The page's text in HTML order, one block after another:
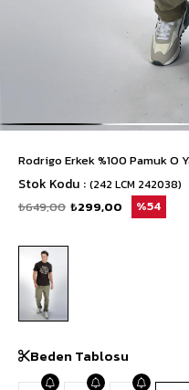
Rodrigo Erkek %100 Pamuk O
Stok Kodu (242 LCM 242038)
₺649,00 ₺299,00 54
Beden Tablosu